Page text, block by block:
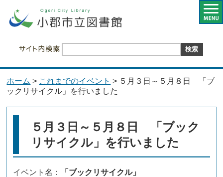
ホーム > これまでのイベント > ５月３日～５月８日 「ブ
ックリサイクル」を行いました
５月３日～５月８日 「ブック
リサイクル」を行いました
イベント名：
「ブックリサイクル」